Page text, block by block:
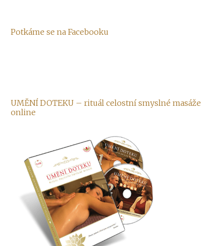
Potkáme se na Facebooku
UMĚNÍ DOTEKU – rituál celostní smyslné masáže
online